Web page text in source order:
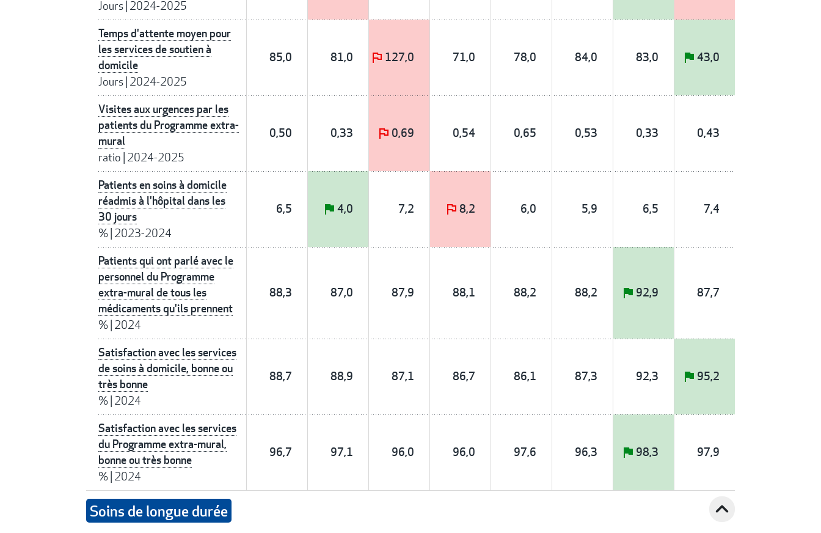
Jours| 2024-2025
Temps d'attente moyen pour
les services de soutien à
domicile
Jours| 2024-2025
85,0 81,0 127,0 71,0 78,0 84,0 83,0 43,0
Visites aux urgences par les
patients du Programme extra-
mural
ratio | 2024-2025
0,50 0,33 0,69 0,54 0,65 0,53 0,33 0,43
Patients en soins à domicile
réadmis à l'hôpital dans les
30 jours
%| 2023-2024
6,5 4,0 7,2 8,2 6,0 5,9 6,5 7,4
Patients qui ont parlé avec le
personnel du Programme
extra-mural de tous les
médicaments qu'ils prennent
%| 2024
88,3 87,0 87,9 88,1 88,2 88,2 92,9 87,7
Satisfaction avec les services
de soins à domicile, bonne ou
très bonne
%| 2024
88,7 88,9 87,1 86,7 86,1 87,3 92,3 95,2
Satisfaction avec les services
du Programme extra-mural,
bonne ou très bonne
%| 2024
96,7 97,1 96,0 96,0 97,6 96,3 98,3 97,9
Soins de longue durée expand_less